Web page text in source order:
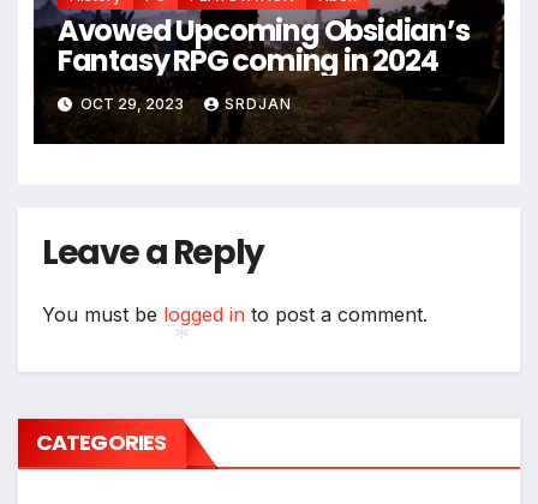
Avowed Upcoming Obsidian’s
Fantasy RPG coming in 2024
OCT 29, 2023 SRDJAN
Leave a Reply
You must be logged in to post a comment.
CATEGORIES
*
*